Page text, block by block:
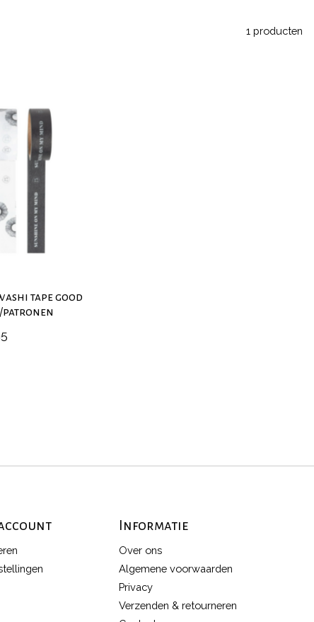
1 producten
tape good
patronen
Informatie
Over ons
Algemene voorwaarden
Privacy
Verzenden & retourneren